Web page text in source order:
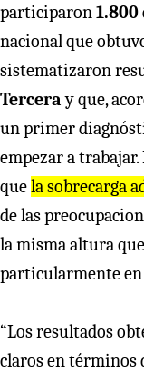
participaron
nacional que
sistematizaron
Terceray que,
un primer
empezar a
quela sobrecarga
de las
la misma altura que
particularmente
“Los resultados
claros en términos